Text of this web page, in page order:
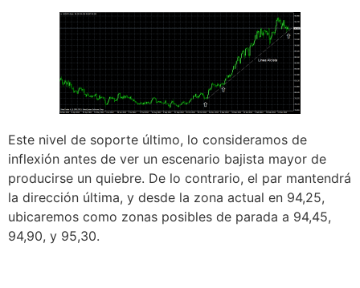
Este nivel de soporte último, lo consideramos de
inflexión antes de ver un escenario bajista mayor de
producirse un quiebre. De lo contrario, el par mantendrá
la dirección última, y desde la zona actual en 94,25,
ubicaremos como zonas posibles de parada a 94,45,
94,90, y 95,30.